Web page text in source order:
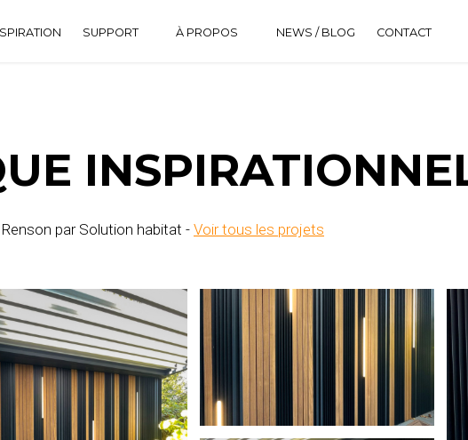
SUPPORT
À PROPOS
NEWS / BLOG CONTACT
par Solution habitat -Voir tous les projets